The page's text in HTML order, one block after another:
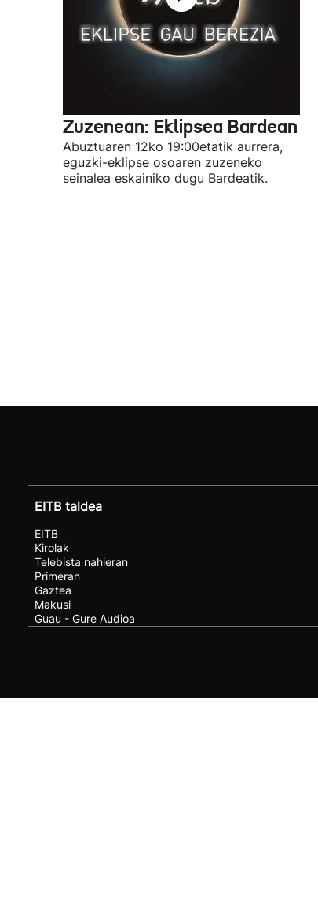
Zuzenean: Eklipsea Bardean
Abuztuaren 12ko 19:00etatik aurrera,
eguzki-eklipse osoaren zuzeneko
seinalea eskainiko dugu Bardeatik.
EITB taldea
EITB
Kirolak
Telebista nahieran
Primeran
Gaztea
Makusi
Guau - Gure Audioa